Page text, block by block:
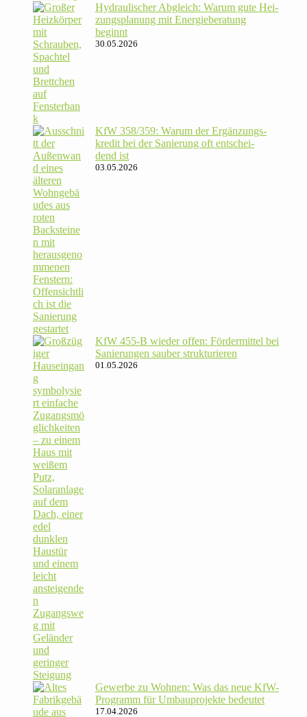
Hydrau­li­scher Abgleich: Warum gute Hei­
zungs­pla­nung mit Energie­beratung
beginnt
30.05.2026
KfW 358/​359: Warum der Ergän­zungs­
kredit bei der Sanie­rung oft ent­schei­
dend ist
03.05.2026
KfW 455‑B wieder offen: För­der­mittel bei
Sanie­rungen sauber strukturieren
01.05.2026
Gewerbe zu Wohnen: Was das neue KfW-
Pro­gramm für Umbau­pro­jekte bedeutet
17.04.2026